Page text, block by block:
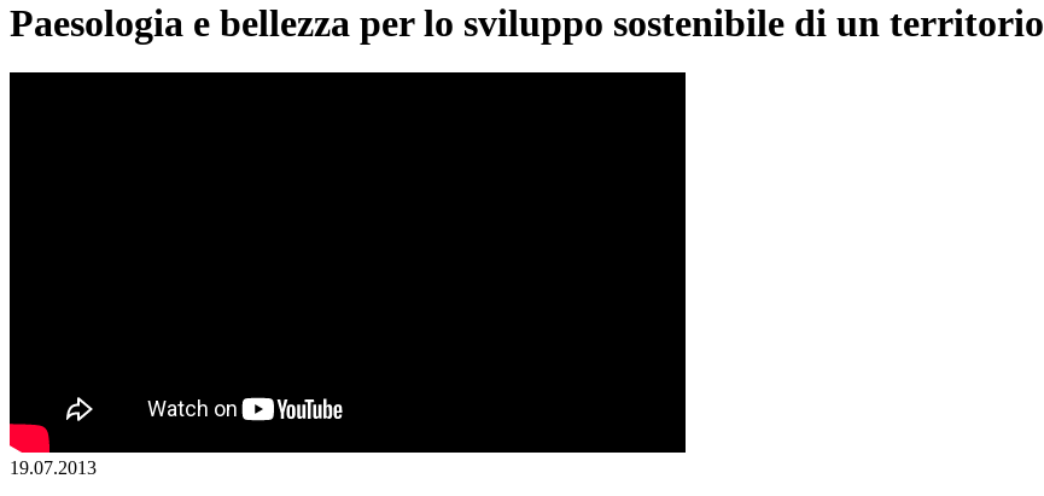
Paesologia e bellezza per lo sviluppo sostenibile di un territorio
19.07.2013